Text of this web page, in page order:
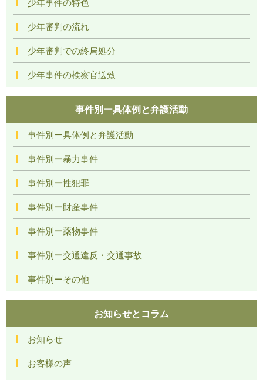
少年審判の流れ
少年審判での終局処分
少年事件の検察官送致
事件別ー具体例と弁護活動
事件別ー具体例と弁護活動
事件別ー暴力事件
事件別ー性犯罪
事件別ー財産事件
事件別ー薬物事件
事件別ー交通違反・交通事故
事件別ーその他
お知らせとコラム
お知らせ
お客様の声